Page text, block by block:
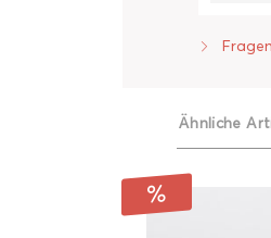
Ähnliche